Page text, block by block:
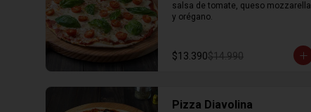
salsa de tomate, queso mozzarella
y orégano.
$13.390$14.990
Pizza Diavolina